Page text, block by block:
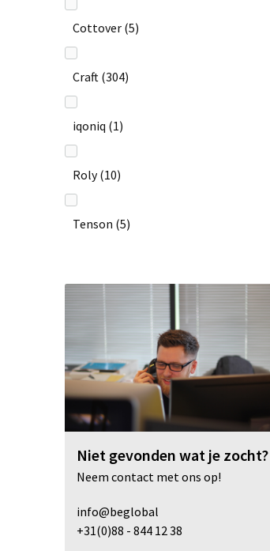
Cottover (5)
Craft (304)
iqoniq (1)
Roly (10)
Tenson (5)
Niet gevonden wat je zocht?
Neem contact met ons op!
info@beglobal
+31(0)88 - 844 12 38